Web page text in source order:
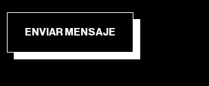
ENVIAR MENSAJE